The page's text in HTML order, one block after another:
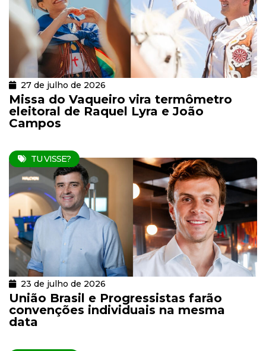
27 de julho de 2026
Missa do Vaqueiro vira termômetro
eleitoral de Raquel Lyra e João
Campos
TU VISSE?
23 de julho de 2026
União Brasil e Progressistas farão
convenções individuais na mesma
data